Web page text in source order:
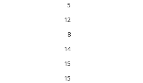
5
12
8
14
15
15